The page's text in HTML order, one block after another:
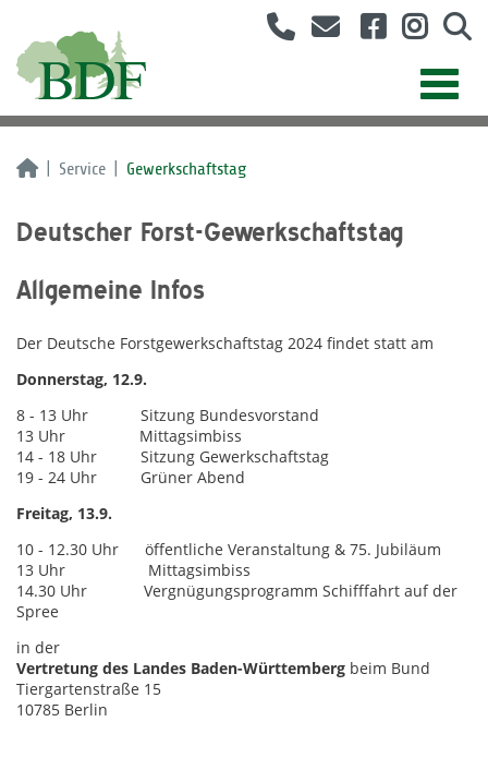
Service Gewerkschaftstag
Deutscher Forst-Gewerkschaftstag
Allgemeine Infos
Der Deutsche Forstgewerkschaftstag 2024 findet statt am
Donnerstag, 12.9.
8 - 13 Uhr Sitzung Bundesvorstand
13 Uhr Mittagsimbiss
14 - 18 Uhr Sitzung Gewerkschaftstag
19 - 24 Uhr Grüner Abend
Freitag, 13.9.
10 - 12.30 Uhr öffentliche Veranstaltung & 75. Jubiläum
13 Uhr Mittagsimbiss
14.30 Uhr Vergnügungsprogramm Schifffahrt auf der
Spree
in der
Vertretung des Landes Baden-Württemberg beim Bund
Tiergartenstraße 15
10785 Berlin